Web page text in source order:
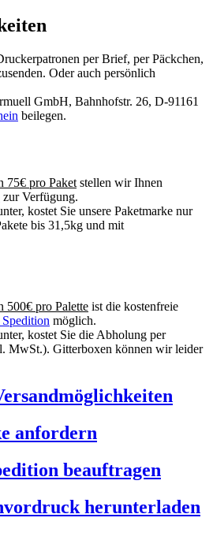
per Brief, per Päckchen,
Oder auch persönlich
GmbH, Bahnhofstr. 26, D-91161
beilegen.
75€ pro Paket stellen wir Ihnen
zur Verfügung.
kostet Sie unsere Paketmarke nur
bis 31,5kg und mit
500€ pro Palette ist die kostenfreie
möglich.
kostet Sie die Abholung per
MwSt.). Gitterboxen können wir leider
anfordern
beauftragen
herunterladen